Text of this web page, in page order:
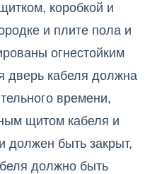
коробкой и
и плите пола и
огнестойким
дверь кабеля должна
времени,
щитом кабеля и
должен быть закрыт,
должно быть